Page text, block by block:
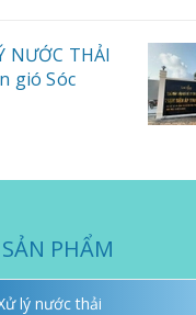
NƯỚC THẢI
gió Sóc
PHẨM
lý nước thải